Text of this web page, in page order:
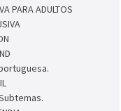
PARA ADULTOS